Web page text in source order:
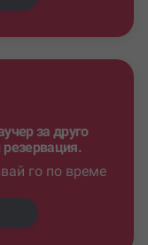
за друго
го по време